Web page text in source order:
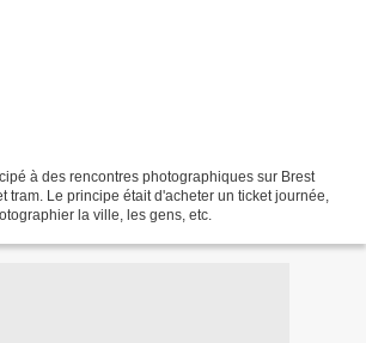
à des rencontres photographiques sur Brest
tram. Le principe était d'acheter un ticket journée,
la ville, les gens, etc.